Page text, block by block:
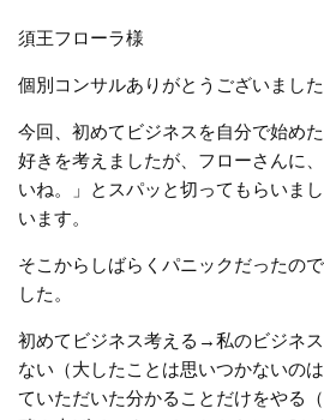
須王フローラ様
個別コンサルありがとうございました
今回、初めてビジネスを自分で始め
好きを考えましたが、フローさんに
いね。」とスパッと切ってもらいま
います。
そこからしばらくパニックだったの
した。
初めてビジネス考える→私のビジネ
ない（大したことは思いつかないの
ていただいた分かることだけをやる